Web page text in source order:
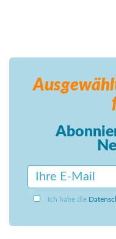
Ich habe die